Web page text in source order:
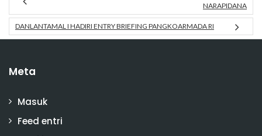
NARAPIDANA
DANLANTAMAL I HADIRI ENTRY BRIEFING PANGKOARMADA RI
Meta
Masuk
Feed entri